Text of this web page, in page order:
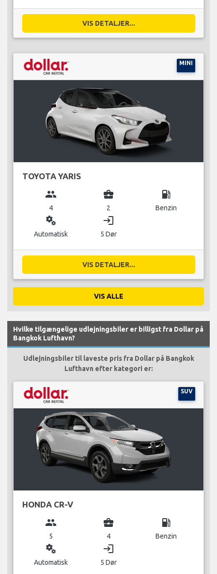
VIS DETALJER...
MINI
TOYOTA YARIS
group
4
business_center
2
local_gas_station
Benzin
miscellaneous_services
Automatisk
login
5 Dør
VIS DETALJER...
VIS ALLE
Hvilke tilgængelige udlejningsbiler er billigst fra Dollar på
Bangkok Lufthavn?
Udlejningsbiler til laveste pris fra Dollar på Bangkok
Lufthavn efter kategori er:
SUV
HONDA CR-V
group
5
business_center
4
local_gas_station
Benzin
miscellaneous_services
Automatisk
login
5 Dør